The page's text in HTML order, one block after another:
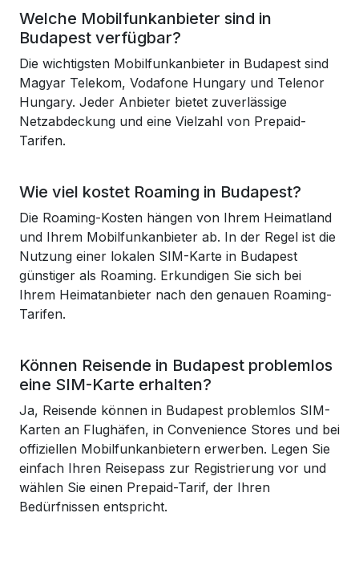
Welche Mobilfunkanbieter sind in
Budapest verfügbar?
Die wichtigsten Mobilfunkanbieter in Budapest sind
Magyar Telekom, Vodafone Hungary und Telenor
Hungary. Jeder Anbieter bietet zuverlässige
Netzabdeckung und eine Vielzahl von Prepaid-
Tarifen.
Wie viel kostet Roaming in Budapest?
Die Roaming-Kosten hängen von Ihrem Heimatland
und Ihrem Mobilfunkanbieter ab. In der Regel ist die
Nutzung einer lokalen SIM-Karte in Budapest
günstiger als Roaming. Erkundigen Sie sich bei
Ihrem Heimatanbieter nach den genauen Roaming-
Tarifen.
Können Reisende in Budapest problemlos
eine SIM-Karte erhalten?
Ja, Reisende können in Budapest problemlos SIM-
Karten an Flughäfen, in Convenience Stores und bei
offiziellen Mobilfunkanbietern erwerben. Legen Sie
einfach Ihren Reisepass zur Registrierung vor und
wählen Sie einen Prepaid-Tarif, der Ihren
Bedürfnissen entspricht.